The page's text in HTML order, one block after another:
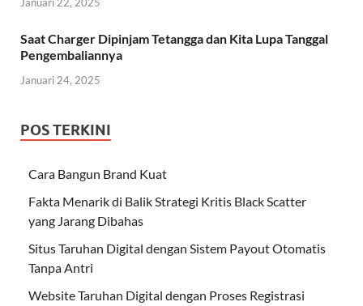
Saat Charger Dipinjam Tetangga dan Kita Lupa Tanggal
Pengembaliannya
Januari 24, 2025
POS TERKINI
Cara Bangun Brand Kuat
Fakta Menarik di Balik Strategi Kritis Black Scatter
yang Jarang Dibahas
Situs Taruhan Digital dengan Sistem Payout Otomatis
Tanpa Antri
Website Taruhan Digital dengan Proses Registrasi